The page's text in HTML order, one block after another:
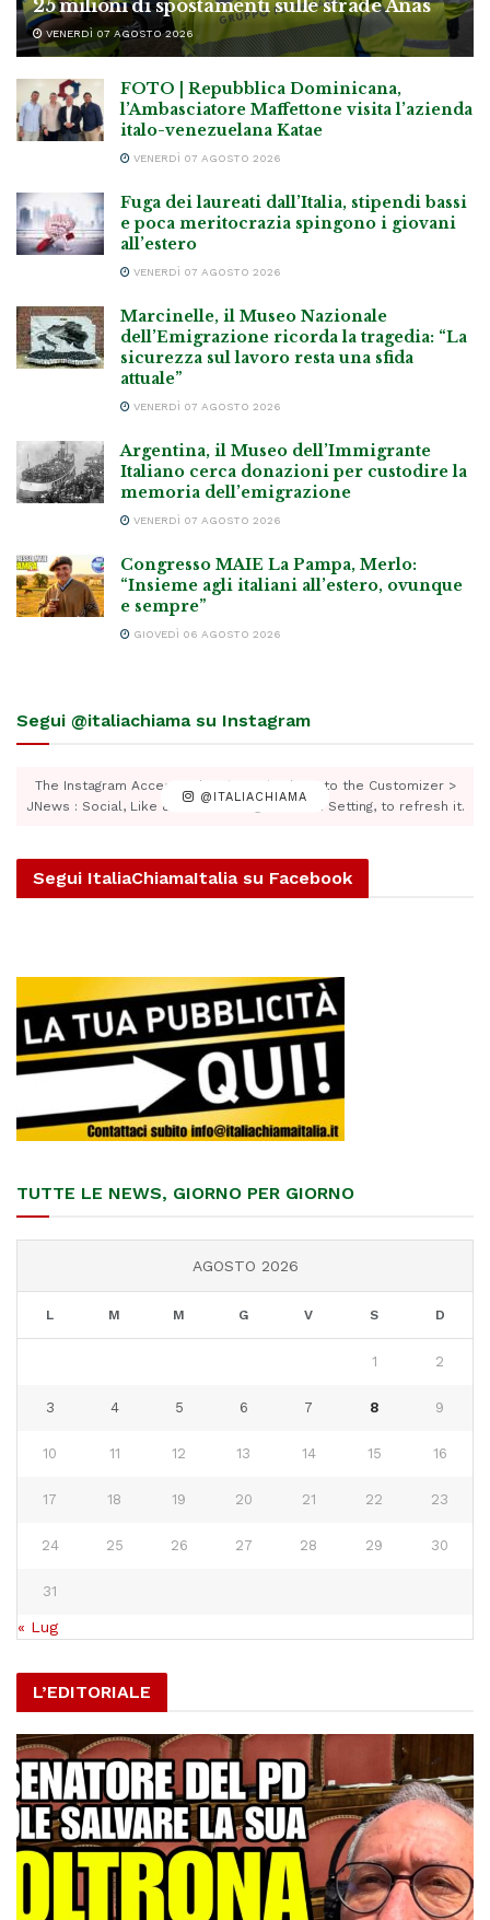
25 milioni di spostamenti sulle strade Anas
VENERDÌ 07 AGOSTO 2026
FOTO | Repubblica Dominicana,
l’Ambasciatore Maffettone visita l’azienda
italo-venezuelana Katae
VENERDÌ 07 AGOSTO 2026
Fuga dei laureati dall’Italia, stipendi bassi
e poca meritocrazia spingono i giovani
all’estero
VENERDÌ 07 AGOSTO 2026
Marcinelle, il Museo Nazionale
dell’Emigrazione ricorda la tragedia: “La
sicurezza sul lavoro resta una sfida
attuale”
VENERDÌ 07 AGOSTO 2026
Argentina, il Museo dell’Immigrante
Italiano cerca donazioni per custodire la
memoria dell’emigrazione
VENERDÌ 07 AGOSTO 2026
Congresso MAIE La Pampa, Merlo:
“Insieme agli italiani all’estero, ovunque
e sempre”
GIOVEDÌ 06 AGOSTO 2026
Segui @italiachiama su Instagram
@ITALIACHIAMA
The Instagram Access Token is expired, Go to the Customizer >
JNews : Social, Like & View > Instagram Feed Setting, to refresh it.
Segui ItaliaChiamaItalia su Facebook
TUTTE LE NEWS, GIORNO PER GIORNO
AGOSTO 2026
L M M G V S D
1 2
3 4 5 6 7 8 9
10 11 12 13 14 15 16
17 18 19 20 21 22 23
24 25 26 27 28 29 30
31
« Lug
L’EDITORIALE